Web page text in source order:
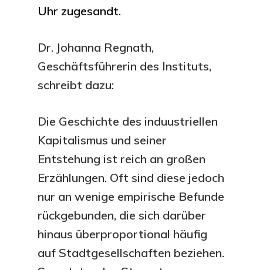
Uhr zugesandt.
Dr. Johanna Regnath,
Geschäftsführerin des Instituts,
schreibt dazu:
Die Geschichte des induustriellen
Kapitalismus und seiner
Entstehung ist reich an großen
Erzählungen. Oft sind diese jedoch
nur an wenige empirische Befunde
rückgebunden, die sich darüber
hinaus überproportional häufig
auf Stadtgesellschaften beziehen.